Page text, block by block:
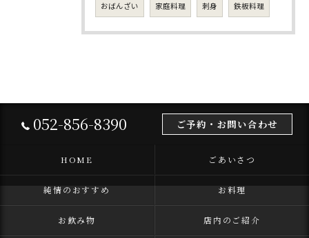
おばんざい 家庭料理 刺身 鉄板料理
052-856-8390 ご予約・お問い合わせ
HOME ごあいさつ
純情のおすすめ お料理
お飲み物 店内のご紹介